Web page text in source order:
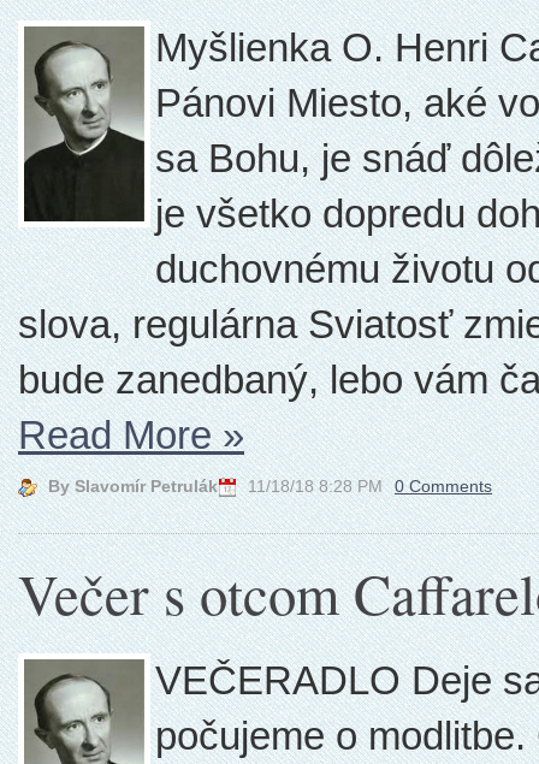
Myšlienka O. Henri
Pánovi Miesto, aké
sa Bohu, je snáď
je všetko dopredu
duchovnému životu
slova, regulárna Sviatosť
bude zanedbaný, lebo vám
Read More»
By Slavomír Petrulák 11/18/18 8:28 PM 0 Comments
Večer s otcom
VEČERADLO Deje
počujeme o